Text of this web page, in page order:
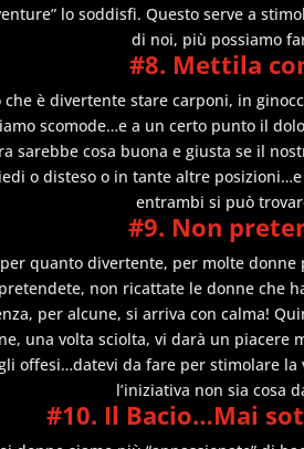
lo soddisfi. Questo serve a
di noi, più possiamo
#8. Mettila
è divertente stare carponi, in
scomode…e a un certo punto il
sarebbe cosa buona e giusta se il
o disteso o in tante altre
entrambi si può
#9. Non
quanto divertente, per molte donne
non ricattate le donne che
per alcune, si arriva con calma!
una volta sciolta, vi darà un piacere
offesi…datevi da fare per stimolare
l’iniziativa non sia cosa
#10. Il Bacio…Mai